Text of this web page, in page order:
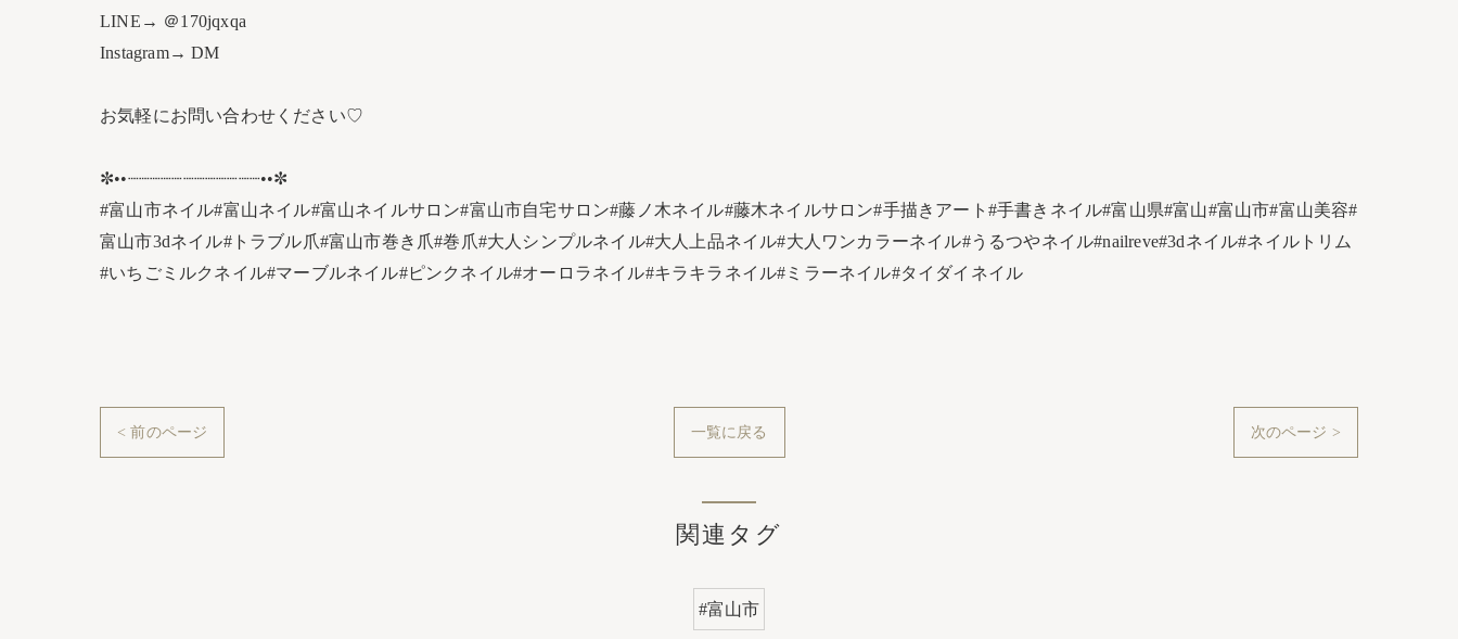
LINE→ ＠170jqxqa
Instagram→ DM
お気軽にお問い合わせください♡
✼••┈┈┈┈┈┈┈┈┈┈┈┈••✼
#富山市ネイル#富山ネイル#富山ネイルサロン#富山市自宅サロン#藤ノ木ネイル#藤木ネイルサロン#手描きアート#手書きネイル#富山県#富山#富山市#富山美容#
富山市3dネイル#トラブル爪#富山市巻き爪#巻爪#大人シンプルネイル#大人上品ネイル#大人ワンカラーネイル#うるつやネイル#nailreve#3dネイル#ネイルトリム
#いちごミルクネイル#マーブルネイル#ピンクネイル#オーロラネイル#キラキラネイル#ミラーネイル#タイダイネイル
< 前のページ 一覧に戻る 次のページ >
関連タグ
#富山市